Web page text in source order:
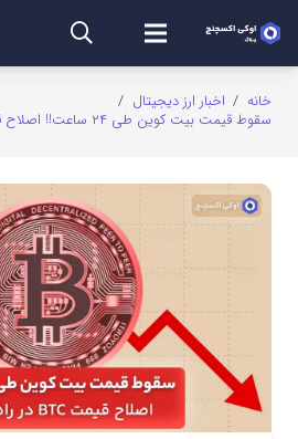
خانه / اخبار ارز دیجیتال /
سقوط قیمت بیت کوین طی ۲۴ ساعت!! اصلاح قیمت BTC در راه است؟